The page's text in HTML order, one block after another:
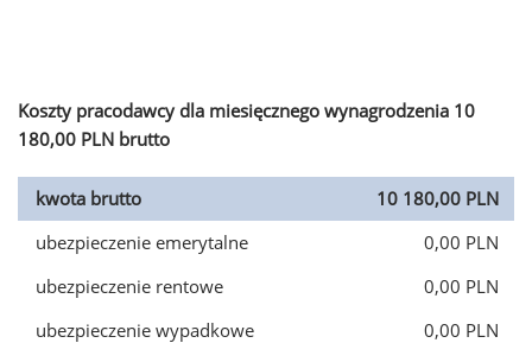
Koszty pracodawcy dla miesięcznego wynagrodzenia 10
180,00 PLN brutto
kwota brutto
10 180,00 PLN
ubezpieczenie emerytalne
0,00 PLN
ubezpieczenie rentowe
0,00 PLN
ubezpieczenie wypadkowe
0,00 PLN